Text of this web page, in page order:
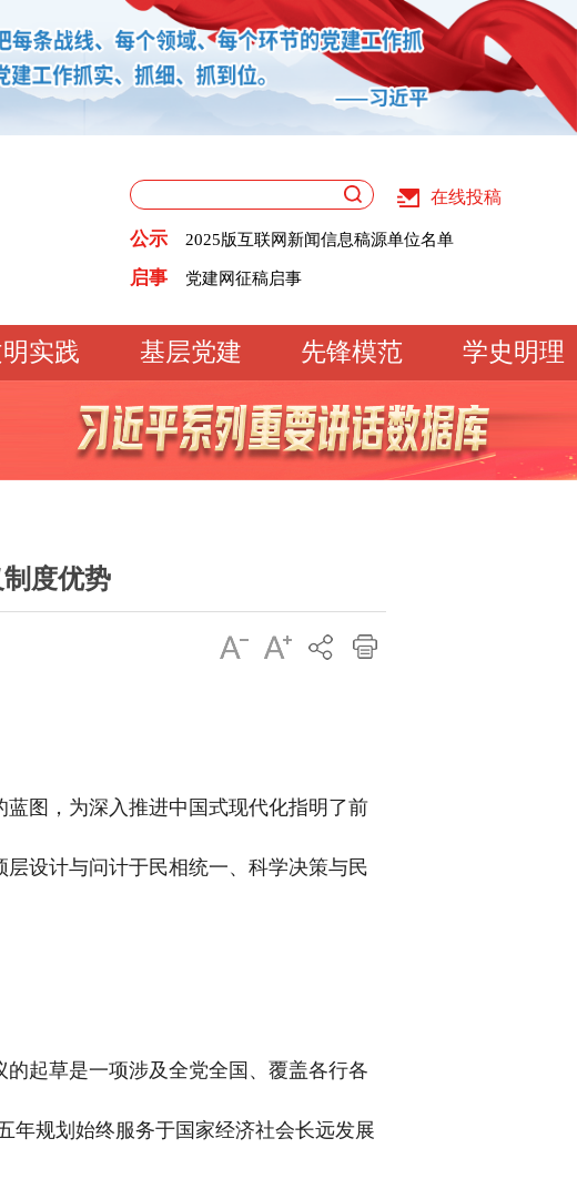
在线投稿
公示
关于版权和用稿问题的声明
2025版互联网新闻信息稿源单位名单
关于版权和用稿问题的声明
启事
《党建》杂志征稿启事
党建网征稿启事
《党建》杂志征稿启事
实践 基层党建 先锋模范
学史明理
工作动态 经验交流 文明实践
文化大观 专题库
度优势
图，为深入推进中国式现代化指明了前
设计与问计于民相统一、科学决策与民
起草是一项涉及全党全国、覆盖各行各
年规划始终服务于国家经济社会长远发展